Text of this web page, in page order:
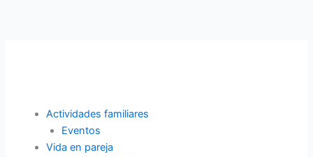
Actividades familiares
Eventos
Vida en pareja